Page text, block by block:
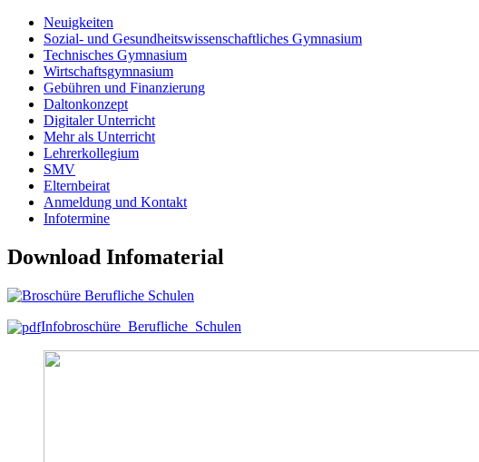
Neuigkeiten
Sozial- und Gesundheitswissenschaftliches Gymnasium
Technisches Gymnasium
Wirtschaftsgymnasium
Gebühren und Finanzierung
Daltonkonzept
Digitaler Unterricht
Mehr als Unterricht
Lehrerkollegium
SMV
Elternbeirat
Anmeldung und Kontakt
Infotermine
Download Infomaterial
Infobroschüre_Berufliche_Schulen